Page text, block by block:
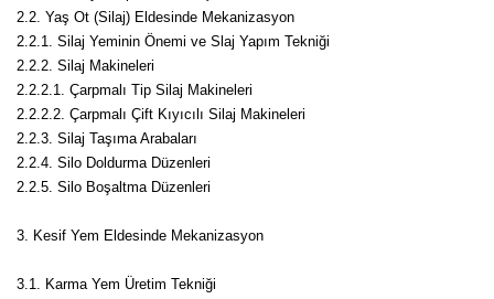
2.2. Yaş Ot (Silaj) Eldesinde Mekanizasyon
2.2.1. Silaj Yeminin Önemi ve Slaj Yapım Tekniği
2.2.2. Silaj Makineleri
2.2.2.1. Çarpmalı Tip Silaj Makineleri
2.2.2.2. Çarpmalı Çift Kıyıcılı Silaj Makineleri
2.2.3. Silaj Taşıma Arabaları
2.2.4. Silo Doldurma Düzenleri
2.2.5. Silo Boşaltma Düzenleri
3. Kesif Yem Eldesinde Mekanizasyon
3.1. Karma Yem Üretim Tekniği
Nadir Çeşit Meyveler
Nar Fidanı
Narenciye Fidanları
Nektarin Fidanı
Papaya Fidanı
Pepino Fidanı